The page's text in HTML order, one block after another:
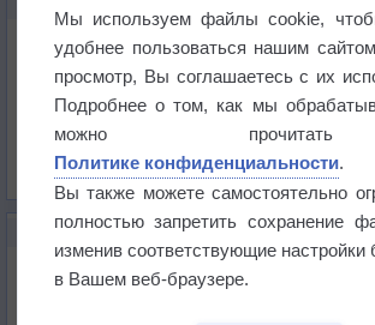
Температура
Давление
Осадки
Облачность
Список всех карт
НОВОЕ О ПОГОДЕ
Максимум лета не сдаётся
Мы используем файлы cookie,
удобнее пользоваться нашим
просмотр, Вы соглашаетесь с их
Подробнее о том, как мы
можно
Политике конфиденциальности.
Вы также можете самостоятельно
полностью запретить сохранение
изменив соответствующие настройки
в Вашем веб-браузере.